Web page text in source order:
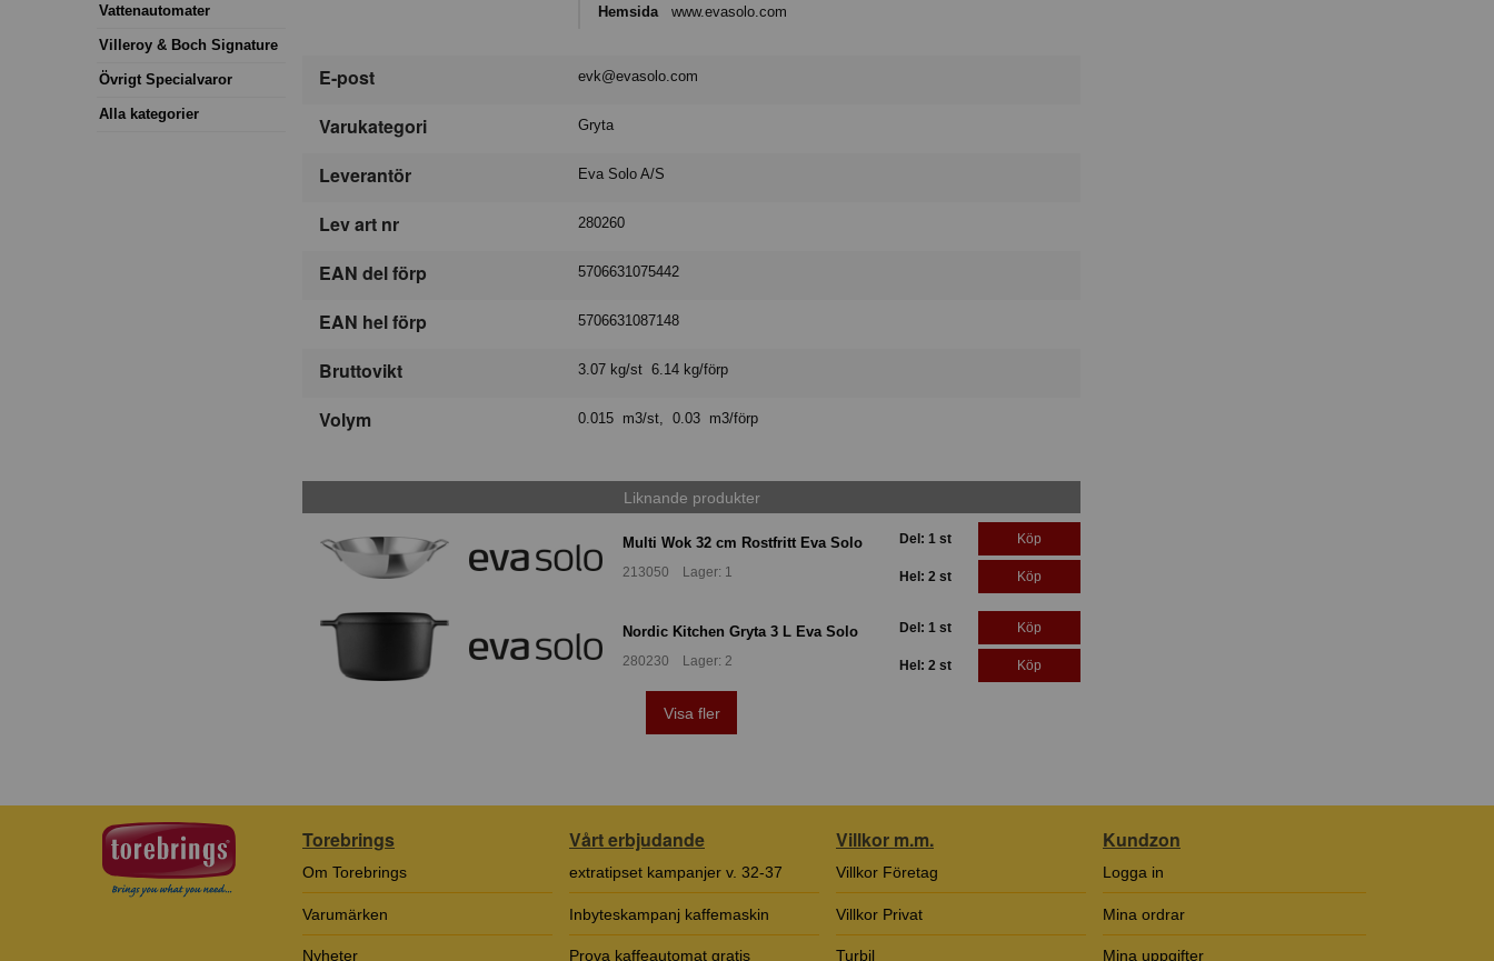
Vattenautomater
Villeroy & Boch Signature
Övrigt Specialvaror
Alla kategorier
Hemsida
www.evasolo.com
E-post evk@evasolo.com
Varukategori Gryta
Leverantör Eva Solo A/S
Lev art nr 280260
EAN del förp 5706631075442
EAN hel förp 5706631087148
Bruttovikt 3.07 kg/st 6.14 kg/förp
Volym 0.015 m3/st, 0.03 m3/förp
Liknande produkter
Multi Wok 32 cm Rostfritt Eva Solo
213050 Lager: 1
Del: 1 st Köp
Hel: 2 st Köp
Nordic Kitchen Gryta 3 L Eva Solo
280230 Lager: 2
Del: 1 st Köp
Hel: 2 st Köp
Visa fler
Torebrings
Om Torebrings
Varumärken
Nyheter
Vårt erbjudande
extratipset kampanjer v. 32-37
Inbyteskampanj kaffemaskin
Prova kaffeautomat gratis
Villkor m.m.
Villkor Företag
Villkor Privat
Turbil
Kundzon
Logga in
Mina ordrar
Mina uppgifter